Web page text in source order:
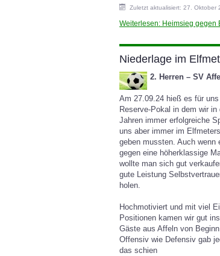
Zuletzt aktualisiert: 27. Oktober
Weiterlesen: Heimsieg gegen
Niederlage im
2. Herren – SV
Am 27.09.24 hieß es für uns
Reserve-Pokal in dem wir in
Jahren immer erfolgreiche
uns aber immer im
geben mussten. Auch wenn
gegen eine höherklassige
wollte man sich gut
gute Leistung
holen.
Hochmotiviert und mit viel
Positionen kamen wir gut
Gäste aus Affeln von
Offensiv wie Defensiv gab
das schien